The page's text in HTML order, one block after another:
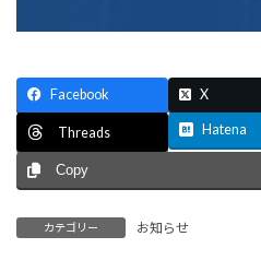
Facebook X
Threads Hatena
Copy
カテゴリー お知らせ